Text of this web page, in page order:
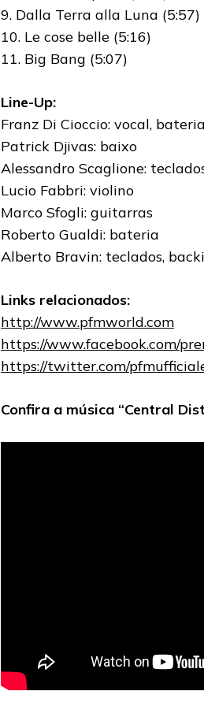
9. Dalla Terra alla Luna (5:57)
10. Le cose belle (5:16)
11. Big Bang (5:07)
Line-Up:
Franz Di Cioccio: vocal, bateria
Patrick Djivas: baixo
Alessandro Scaglione:
Lucio Fabbri: violino
Marco Sfogli: guitarras
Roberto Gualdi: bateria
Alberto Bravin: teclados,
Links relacionados:
http://www.pfmworld.com
https://www.facebook.com/
https://twitter.com/
Confira a música “Central